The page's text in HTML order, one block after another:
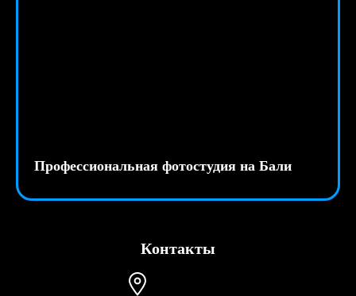
Профессиональная фотостудия на Бали
Контакты